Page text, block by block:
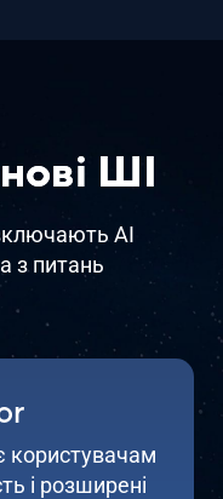
ШІ
AI
з питань
користувачам
і розширені